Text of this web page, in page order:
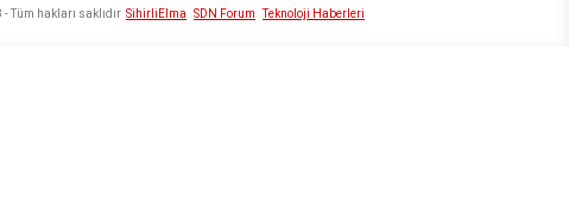
SihirliElma SDN Forum Teknoloji Haberleri
Tüm hakları saklıdır